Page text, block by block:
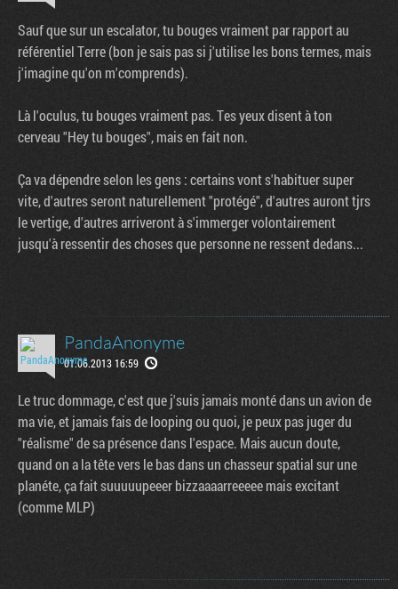
Sauf que sur un escalator, tu bouges vraiment par rapport au
référentiel Terre (bon je sais pas si j'utilise les bons termes, mais
j'imagine qu'on m'comprends).
Là l'oculus, tu bouges vraiment pas. Tes yeux disent à ton
cerveau "Hey tu bouges", mais en fait non.
Ça va dépendre selon les gens : certains vont s'habituer super
vite, d'autres seront naturellement "protégé", d'autres auront tjrs
le vertige, d'autres arriveront à s'immerger volontairement
jusqu'à ressentir des choses que personne ne ressent dedans...
PandaAnonyme
01.06.2013 16:59
Le truc dommage, c'est que j'suis jamais monté dans un avion de
ma vie, et jamais fais de looping ou quoi, je peux pas juger du
"réalisme" de sa présence dans l'espace. Mais aucun doute,
quand on a la tête vers le bas dans un chasseur spatial sur une
planéte, ça fait suuuuupeeer bizzaaaarreeeee mais excitant
(comme MLP)